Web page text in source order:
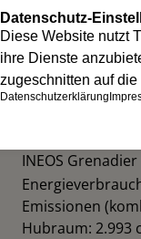
INEOS Grenadier
Emissionen
Hubraum: 2.993